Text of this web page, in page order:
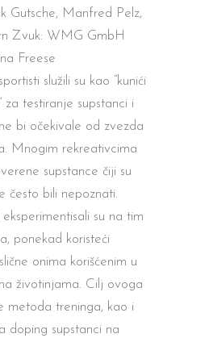
Gutsche, Manfred Pelz,
Zvuk: WMG GmbH
Freese
služili su kao “kunići
za testiranje supstanci i
bi očekivale od zvezda
Mnogim rekreativcima
supstance čiji su
često bili nepoznati.
su na tim
ponekad koristeći
čne onima korišćenim u
životinjama. Cilj ovoga
metoda treninga, kao i
doping supstanci na